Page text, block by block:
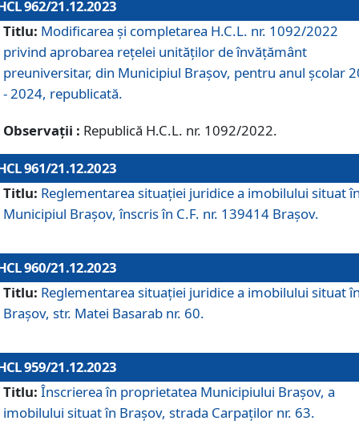
962/21.12.2023
Titlu: Modificarea și completarea H.C.L. nr. 1092/2022
privind aprobarea rețelei unităților de învăţământ
preuniversitar, din Municipiul Braşov, pentru anul școlar
- 2024, republicată.
Observații : Republică H.C.L. nr. 1092/2022.
961/21.12.2023
Titlu: Reglementarea situației juridice a imobilului situat
Municipiul Brașov, înscris în C.F. nr. 139414 Brașov.
960/21.12.2023
Titlu: Reglementarea situației juridice a imobilului situat
Brașov, str. Matei Basarab nr. 60.
959/21.12.2023
Titlu: Înscrierea în proprietatea Municipiului Brașov, a
imobilului situat în Brașov, strada Carpaților nr. 63.